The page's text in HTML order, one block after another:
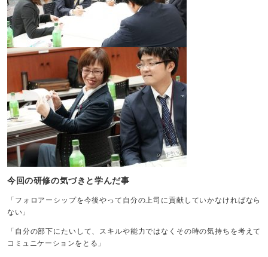
今回の研修の気づきと学んだ事
「フォロアーシップを今後やって自分の上司に貢献していかなければなら
ない」
「自分の部下にたいして、スキルや能力ではなくその時の気持ちを考えて
コミュニケーションをとる」